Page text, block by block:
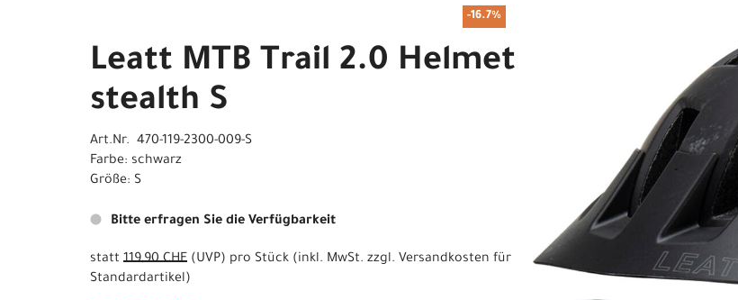
-16.7%
Leatt MTB Trail 2.0 Helmet
stealth S
Art.Nr. 470-119-2300-009-S
Farbe: schwarz
Größe: S
Bitte erfragen Sie die Verfügbarkeit
statt 119,90 CHF (UVP) pro Stück (inkl. MwSt. zzgl. Versandkosten für
Standardartikel)